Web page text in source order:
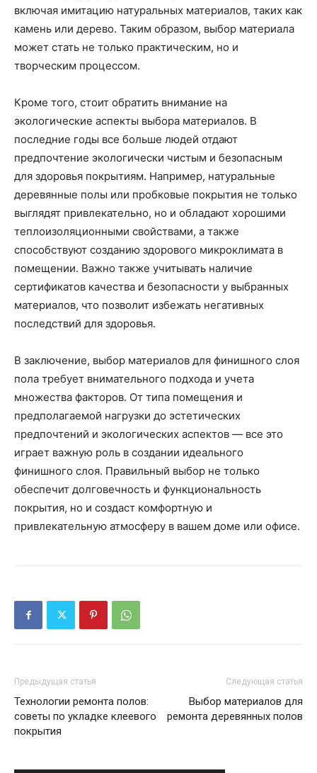
включая имитацию натуральных материалов, таких как
камень или дерево. Таким образом, выбор материала
может стать не только практическим, но и
творческим процессом.
Кроме того, стоит обратить внимание на
экологические аспекты выбора материалов. В
последние годы все больше людей отдают
предпочтение экологически чистым и безопасным
для здоровья покрытиям. Например, натуральные
деревянные полы или пробковые покрытия не только
выглядят привлекательно, но и обладают хорошими
теплоизоляционными свойствами, а также
способствуют созданию здорового микроклимата в
помещении. Важно также учитывать наличие
сертификатов качества и безопасности у выбранных
материалов, что позволит избежать негативных
последствий для здоровья.
В заключение, выбор материалов для финишного слоя
пола требует внимательного подхода и учета
множества факторов. От типа помещения и
предполагаемой нагрузки до эстетических
предпочтений и экологических аспектов — все это
играет важную роль в создании идеального
финишного слоя. Правильный выбор не только
обеспечит долговечность и функциональность
покрытия, но и создаст комфортную и
привлекательную атмосферу в вашем доме или офисе.
Предыдущая статья
Технологии ремонта полов:
советы по укладке клеевого
покрытия
Следующая статья
Выбор материалов для
ремонта деревянных полов